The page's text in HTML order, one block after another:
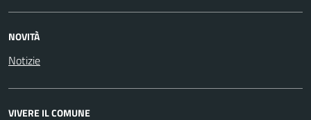
NOVITÀ
Notizie
VIVERE IL COMUNE